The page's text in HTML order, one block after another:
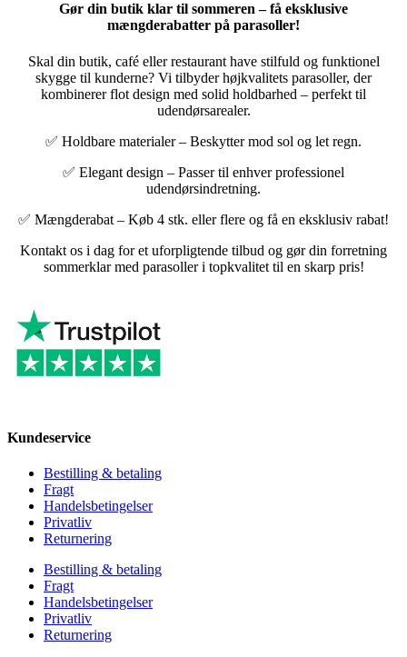
Gør din butik klar til sommeren – få eksklusive
mængderabatter på parasoller!
Skal din butik, café eller restaurant have stilfuld og funktionel
skygge til kunderne? Vi tilbyder højkvalitets parasoller, der
kombinerer flot design med solid holdbarhed – perfekt til
udendørsarealer.
✅ Holdbare materialer – Beskytter mod sol og let regn.
✅ Elegant design – Passer til enhver professionel
udendørsindretning.
✅ Mængderabat – Køb 4 stk. eller flere og få en eksklusiv rabat!
Kontakt os i dag for et uforpligtende tilbud og gør din forretning
sommerklar med parasoller i topkvalitet til en skarp pris!
Kundeservice
Bestilling & betaling
Fragt
Handelsbetingelser
Privatliv
Returnering
Bestilling & betaling
Fragt
Handelsbetingelser
Privatliv
Returnering